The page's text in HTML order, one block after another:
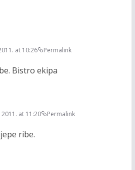
at 10:26 Permalink
Bistro ekipa
at 11:20 Permalink
ribe.